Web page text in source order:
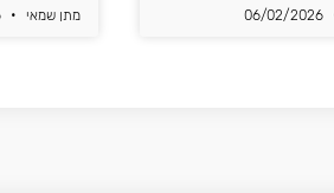
מתן שמאי